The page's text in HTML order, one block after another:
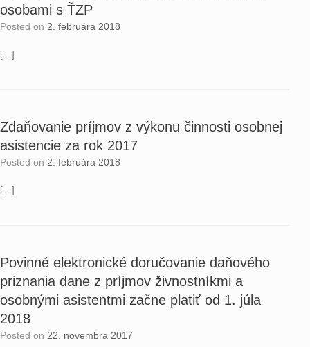
osobami s ŤZP
Posted on 2. februára 2018
[…]
Zdaňovanie príjmov z výkonu činnosti osobnej
asistencie za rok 2017
Posted on 2. februára 2018
[…]
Povinné elektronické doručovanie daňového
priznania dane z príjmov živnostníkmi a
osobnými asistentmi začne platiť od 1. júla
2018
Posted on 22. novembra 2017